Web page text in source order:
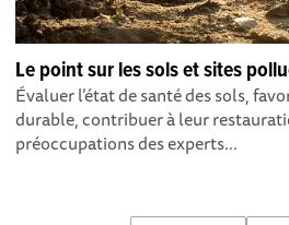
Le point sur les sols et sites
Évaluer l’état de santé des sols,
durable, contribuer à leur
préoccupations des experts...